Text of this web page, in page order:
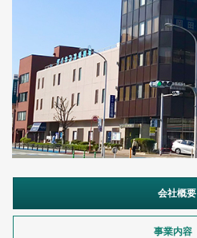
会社概要
事業内容